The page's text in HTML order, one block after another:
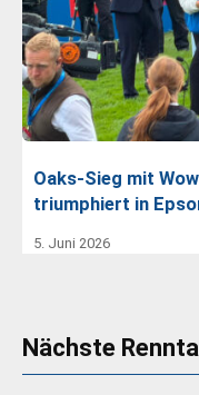
Oaks-Sieg mit
triumphiert in
5. Juni 2026
Nächste